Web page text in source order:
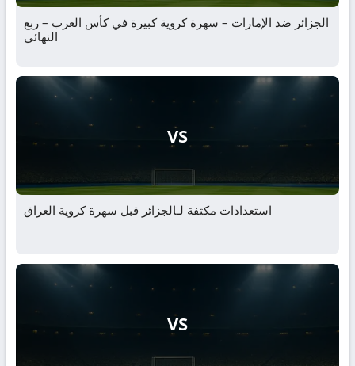
الجزائر ضد الإمارات – سهرة كروية كبيرة في كأس العرب – ربع
النهائي
VS
استعدادات مكثفة لـالجزائر قبل سهرة كروية العراق
VS